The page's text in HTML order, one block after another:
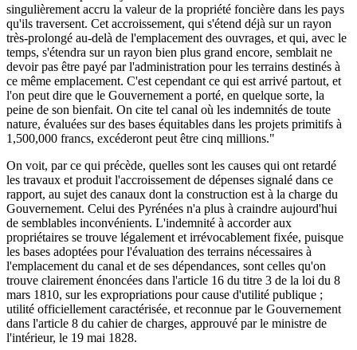
singulièrement accru la valeur de la propriété foncière dans les pays
qu'ils traversent. Cet accroissement, qui s'étend déjà sur un rayon
très-prolongé au-delà de l'emplacement des ouvrages, et qui, avec le
temps, s'étendra sur un rayon bien plus grand encore, semblait ne
devoir pas être payé par l'administration pour les terrains destinés à
ce même emplacement. C'est cependant ce qui est arrivé partout, et
l'on peut dire que le Gouvernement a porté, en quelque sorte, la
peine de son bienfait. On cite tel canal où les indemnités de toute
nature, évaluées sur des bases équitables dans les projets primitifs à
1,500,000 francs, excéderont peut être cinq millions."
On voit, par ce qui précède, quelles sont les causes qui ont retardé
les travaux et produit l'accroissement de dépenses signalé dans ce
rapport, au sujet des canaux dont la construction est à la charge du
Gouvernement. Celui des Pyrénées n'a plus à craindre aujourd'hui
de semblables inconvénients. L'indemnité à accorder aux
propriétaires se trouve légalement et irrévocablement fixée, puisque
les bases adoptées pour l'évaluation des terrains nécessaires à
l'emplacement du canal et de ses dépendances, sont celles qu'on
trouve clairement énoncées dans l'article 16 du titre 3 de la loi du 8
mars 1810, sur les expropriations pour cause d'utilité publique ;
utilité officiellement caractérisée, et reconnue par le Gouvernement
dans l'article 8 du cahier de charges, approuvé par le ministre de
l'intérieur, le 19 mai 1828.